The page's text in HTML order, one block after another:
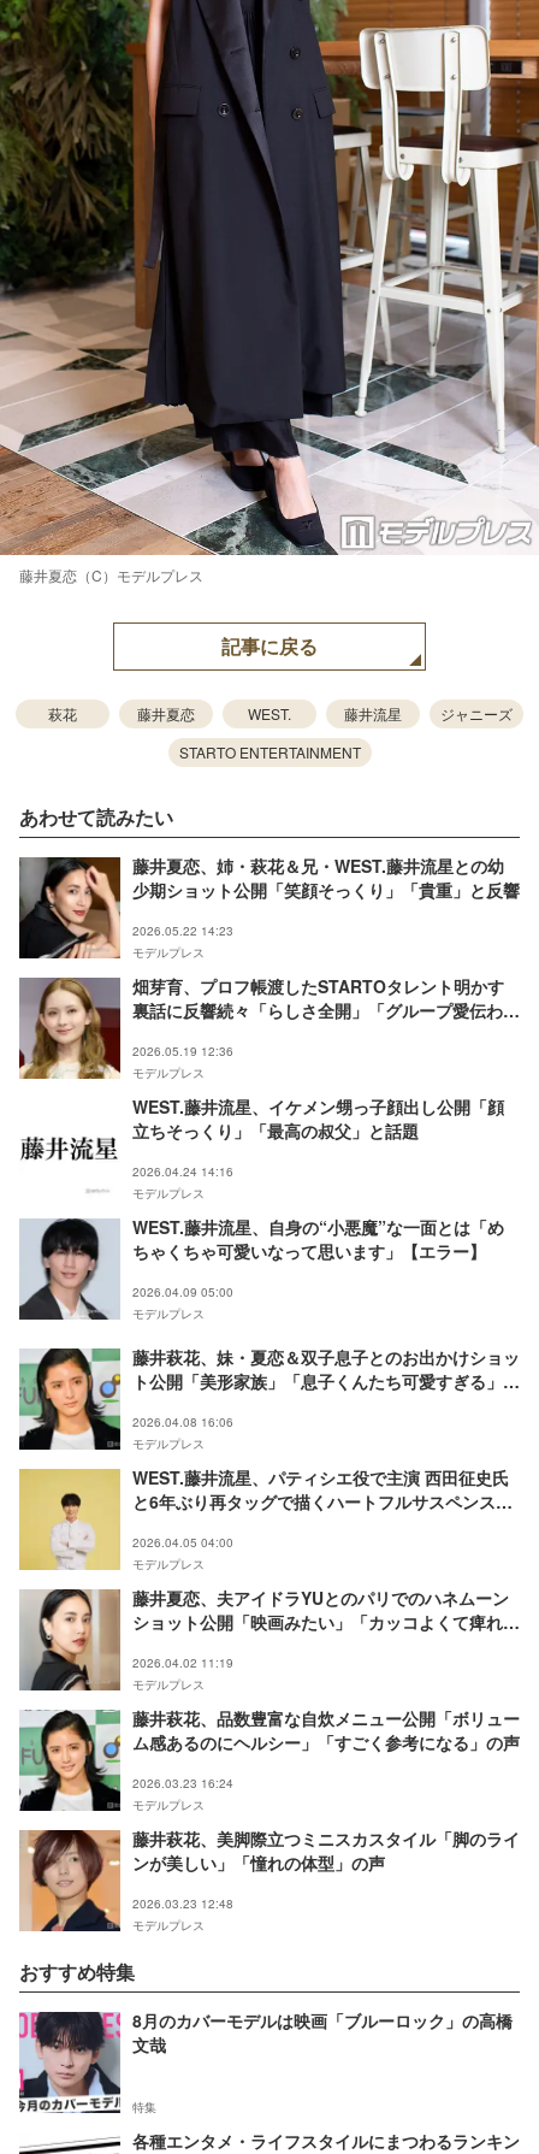
藤井夏恋（C）モデルプレス
記事に戻る
萩花 藤井夏恋 WEST. 藤井流星
ジャニーズ
STARTO ENTERTAINMENT
あわせて読みたい
藤井夏恋、姉・萩花＆兄・WEST.藤井流星との幼
少期ショット公開「笑顔そっくり」「貴重」と反響
2026.05.22 14:23
モデルプレス
畑芽育、プロフ帳渡したSTARTOタレント明かす
裏話に反響続々「らしさ全開」「グループ愛伝わ
2026.05.19 12:36
モデルプレス
WEST.藤井流星、イケメン甥っ子顔出し公開「顔
立ちそっくり」「最高の叔父」と話題
2026.04.24 14:16
モデルプレス
WEST.藤井流星、自身の“小悪魔”な一面とは「め
ちゃくちゃ可愛いなって思います」【エラー】
2026.04.09 05:00
モデルプレス
藤井萩花、妹・夏恋＆双子息子とのお出かけショッ
ト公開「美形家族」「息子くんたち可愛すぎる」と
2026.04.08 16:06
モデルプレス
WEST.藤井流星、パティシエ役で主演 西田征史氏
と6年ぶり再タッグで描くハートフルサスペンスコ
2026.04.05 04:00
モデルプレス
藤井夏恋、夫アイドラYUとのパリでのハネムーン
ショット公開「映画みたい」「カッコよくて痺れ
2026.04.02 11:19
モデルプレス
藤井萩花、品数豊富な自炊メニュー公開「ボリュー
ム感あるのにヘルシー」「すごく参考になる」の声
2026.03.23 16:24
モデルプレス
藤井萩花、美脚際立つミニスカスタイル「脚のライ
ンが美しい」「憧れの体型」の声
2026.03.23 12:48
モデルプレス
おすすめ特集
8月のカバーモデルは映画「ブルーロック」の高橋
文哉
特集
各種エンタメ・ライフスタイルにまつわるランキン